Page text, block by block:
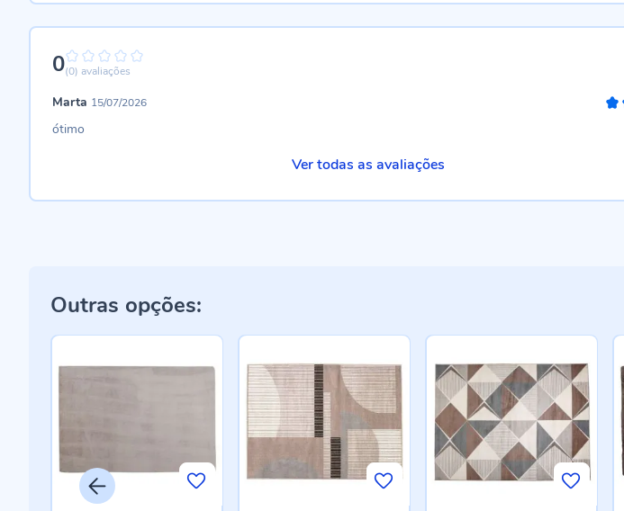
00%
(0) avaliações
Marta 15/07/2026
ótimo
Ver todas as avaliações
Outras opções: